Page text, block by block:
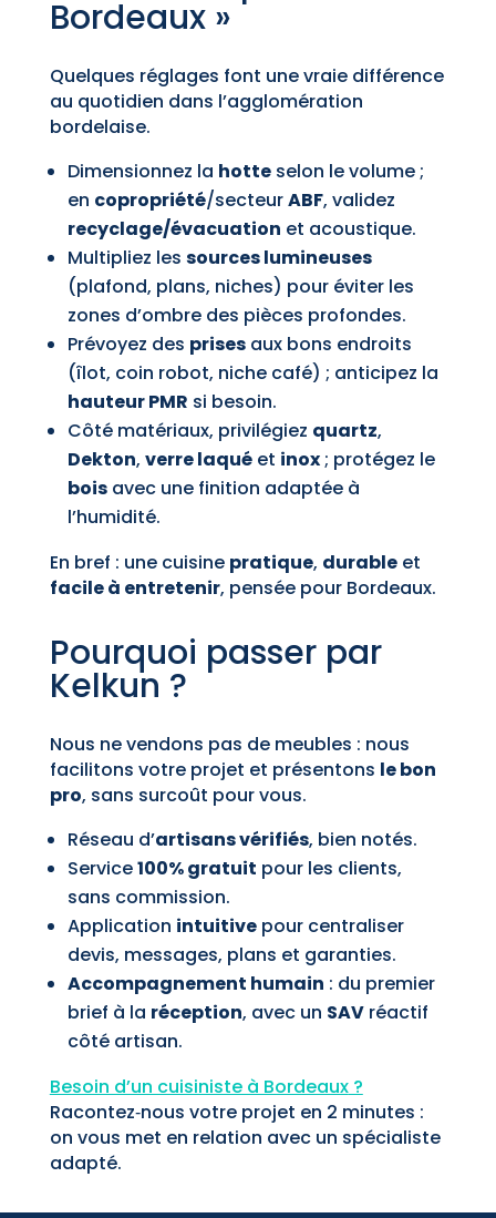
Bordeaux »
Quelques réglages font une vraie différence
au quotidien dans l’agglomération
bordelaise.
Dimensionnez la hotteselon le volume ;
en copropriété/secteurABF, validez
recyclage/évacuation et acoustique.
Multipliez les sources lumineuses
(plafond, plans, niches) pour éviter les
zones d’ombre des pièces profondes.
Prévoyez des prisesaux bons endroits
(îlot, coin robot, niche café) ; anticipez la
hauteur PMR si besoin.
Côté matériaux, privilégiez quartz,
Dekton, verre laquéet inox; protégez le
boisavec une finition adaptée à
l’humidité.
En bref : une cuisine pratique, durableet
facile à entretenir, pensée pour Bordeaux.
Pourquoi passer par
Kelkun ?
Nous ne vendons pas de meubles : nous
facilitons votre projet et présentons le bon
pro, sans surcoût pour vous.
Réseau d’artisans vérifiés, bien notés.
Service100% gratuit pour les clients,
sans commission.
Application intuitivepour centraliser
devis, messages, plans et garanties.
Accompagnement humain : du premier
brief à la réception, avec un SAVréactif
côté artisan.
Besoin d’un cuisiniste à Bordeaux?
Racontez‑nous votre projet en 2 minutes :
on vous met en relation avec un spécialiste
adapté.